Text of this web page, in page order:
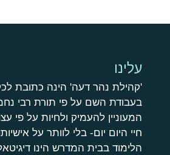
עלינו
'קהילת נהר דעה' הינה כתובת
בעבודת השם על פי תורת רבי
המעוניין להעמיק ולחיות על פי
חיי היום יום- בלי לוותר על אישיותו
הלימוד בבית המדרש הינו